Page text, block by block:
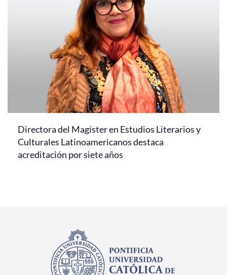
Directora del Magíster en Estudios Literarios y
Culturales Latinoamericanos destaca
acreditación por siete años